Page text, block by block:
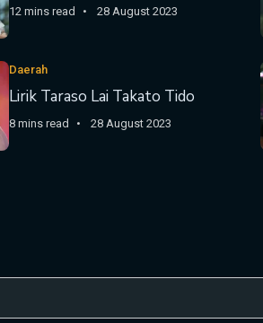
12 mins read 28 August 2023
Daerah
Lirik Taraso Lai Takato Tido
8 mins read 28 August 2023